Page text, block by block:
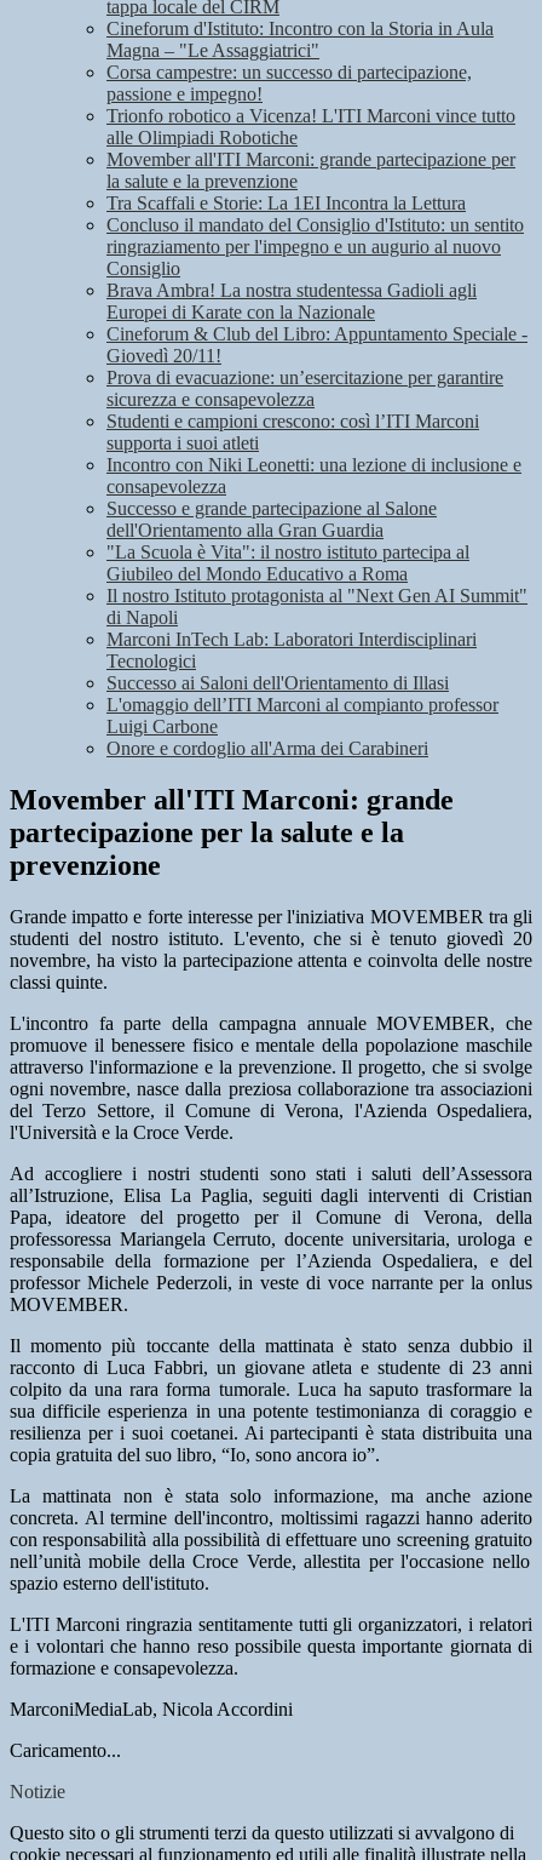
tappa locale del CIRM
Cineforum d'Istituto: Incontro con la Storia in Aula
Magna – "Le Assaggiatrici"
Corsa campestre: un successo di partecipazione,
passione e impegno!
Trionfo robotico a Vicenza! L'ITI Marconi vince tutto
alle Olimpiadi Robotiche
Movember all'ITI Marconi: grande partecipazione per
la salute e la prevenzione
Tra Scaffali e Storie: La 1EI Incontra la Lettura
Concluso il mandato del Consiglio d'Istituto: un sentito
ringraziamento per l'impegno e un augurio al nuovo
Consiglio
Brava Ambra! La nostra studentessa Gadioli agli
Europei di Karate con la Nazionale
Cineforum & Club del Libro: Appuntamento Speciale -
Giovedì 20/11!
Prova di evacuazione: un’esercitazione per garantire
sicurezza e consapevolezza
Studenti e campioni crescono: così l’ITI Marconi
supporta i suoi atleti
Incontro con Niki Leonetti: una lezione di inclusione e
consapevolezza
Successo e grande partecipazione al Salone
dell'Orientamento alla Gran Guardia
"La Scuola è Vita": il nostro istituto partecipa al
Giubileo del Mondo Educativo a Roma
Il nostro Istituto protagonista al "Next Gen AI Summit"
di Napoli
Marconi InTech Lab: Laboratori Interdisciplinari
Tecnologici
Successo ai Saloni dell'Orientamento di Illasi
L'omaggio dell’ITI Marconi al compianto professor
Luigi Carbone
Onore e cordoglio all'Arma dei Carabineri
Movember all'ITI Marconi: grande
partecipazione per la salute e la
prevenzione
Grande impatto e forte interesse per l'iniziativa MOVEMBER tra gli
studenti del nostro istituto. L'evento, che si è tenuto giovedì 20
novembre, ha visto la partecipazione attenta e coinvolta delle nostre
classi quinte.
L'incontro fa parte della campagna annuale MOVEMBER, che
promuove il benessere fisico e mentale della popolazione maschile
attraverso l'informazione e la prevenzione. Il progetto, che si svolge
ogni novembre, nasce dalla preziosa collaborazione tra associazioni
del Terzo Settore, il Comune di Verona, l'Azienda Ospedaliera,
l'Università e la Croce Verde.
Ad accogliere i nostri studenti sono stati i saluti dell’Assessora
all’Istruzione, Elisa La Paglia, seguiti dagli interventi di Cristian
Papa, ideatore del progetto per il Comune di Verona, della
professoressa Mariangela Cerruto, docente universitaria, urologa e
responsabile della formazione per l’Azienda Ospedaliera, e del
professor Michele Pederzoli, in veste di voce narrante per la onlus
MOVEMBER.
Il momento più toccante della mattinata è stato senza dubbio il
racconto di Luca Fabbri, un giovane atleta e studente di 23 anni
colpito da una rara forma tumorale. Luca ha saputo trasformare la
sua difficile esperienza in una potente testimonianza di coraggio e
resilienza per i suoi coetanei. Ai partecipanti è stata distribuita una
copia gratuita del suo libro, “Io, sono ancora io”.
La mattinata non è stata solo informazione, ma anche azione
concreta. Al termine dell'incontro, moltissimi ragazzi hanno aderito
con responsabilità alla possibilità di effettuare uno screening gratuito
nell’unità mobile della Croce Verde, allestita per l'occasione nello
spazio esterno dell'istituto.
L'ITI Marconi ringrazia sentitamente tutti gli organizzatori, i relatori
e i volontari che hanno reso possibile questa importante giornata di
formazione e consapevolezza.
MarconiMediaLab, Nicola Accordini
Caricamento...
Notizie
Questo sito o gli strumenti terzi da questo utilizzati si avvalgono di
cookie necessari al funzionamento ed utili alle finalità illustrate nella